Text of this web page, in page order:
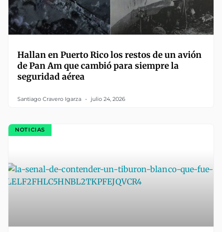
Hallan en Puerto Rico los restos de un avión
de Pan Am que cambió para siempre la
seguridad aérea
Santiago Cravero Igarza julio 24, 2026
NOTICIAS